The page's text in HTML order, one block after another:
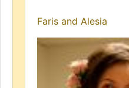
Faris and Alesia